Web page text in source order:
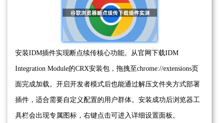
安装IDM插件实现断点续传核心功能。从官网下载IDM
Integration Module的CRX安装包，拖拽至chrome://extensions页
面完成加载。开启开发者模式后也能通过解压文件夹方式部署
插件，适合需要自定义配置的用户群体。安装成功后浏览器工
具栏会出现专属图标，右键点击可进入详细设置面板。